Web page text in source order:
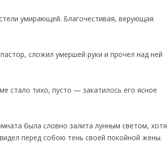
умирающей. Благочестивая, верующая
сложил умершей руки и прочел над ней
стало тихо, пусто — закатилось его ясное
была словно залита лунным светом, хотя
перед собою тень своей покойной жены.